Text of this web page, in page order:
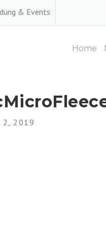
& Events
Home
2, 2019